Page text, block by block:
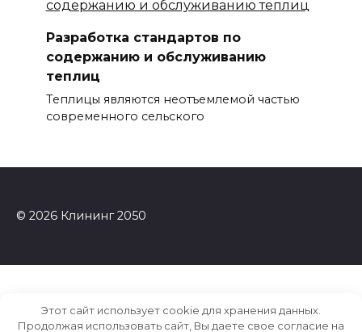
Разработка стандартов по
содержанию и обслуживанию
теплиц
Теплицы являются неотъемлемой частью
современного сельского
© 2026 Клининг 2050
Этот сайт использует cookie для хранения данных.
Продолжая использовать сайт, Вы даете свое согласие на